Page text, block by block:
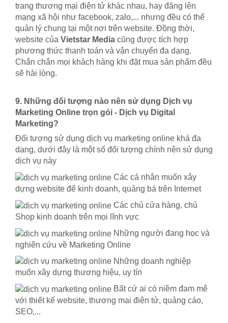
trang thương mại điện tử khác nhau, hay đăng lên
mạng xã hội như facebook, zalo,... nhưng đều có thể
quản lý chung tại một nơi trên website. Đồng thời,
website của Vietstar Media cũng được tích hợp
phương thức thanh toán và vận chuyển đa dạng.
Chắn chắn mọi khách hàng khi đặt mua sản phẩm đều
sẽ hài lòng.
9. Những đối tượng nào nên sử dụng Dịch vụ
Marketing Online trọn gói - Dịch vụ Digital
Marketing?
Đối tượng sử dụng dịch vụ marketing online khá đa
dạng, dưới đây là một số đối tượng chính nên sử dụng
dịch vụ này
Các cá nhân muốn xây
dựng website để kinh doanh, quảng bá trên Internet
Các chủ cửa hàng, chủ
Shop kinh doanh trên mọi lĩnh vực
Những người đang học và
nghiên cứu về Marketing Online
Những doanh nghiệp
muốn xây dựng thương hiệu, uy tín
Bất cứ ai có niềm đam mê
với thiết kế website, thương mại điện tử, quảng cáo,
SEO,...